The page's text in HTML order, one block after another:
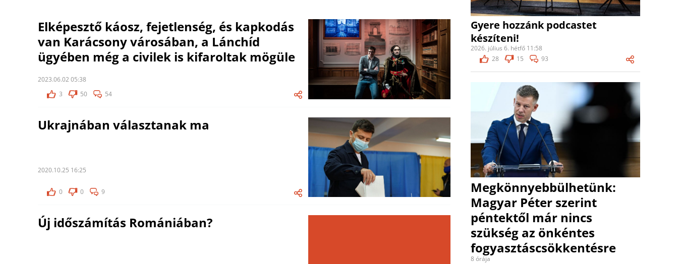
Elképesztő káosz, fejetlenség, és kapkodás
van Karácsony városában, a Lánchíd
ügyében még a civilek is kifaroltak mögüle
2023.06.02 05:38
3
50 54
Ukrajnában választanak ma
2020.10.25 16:25
0 0 9
Új időszámítás Romániában?
Gyere hozzánk podcastet
készíteni!
2026. július 6. hétfő 11:58
28
15 93
Megkönnyebbülhetünk:
Magyar Péter szerint
péntektől már nincs
szükség az önkéntes
fogyasztáscsökkentésre
8 órája